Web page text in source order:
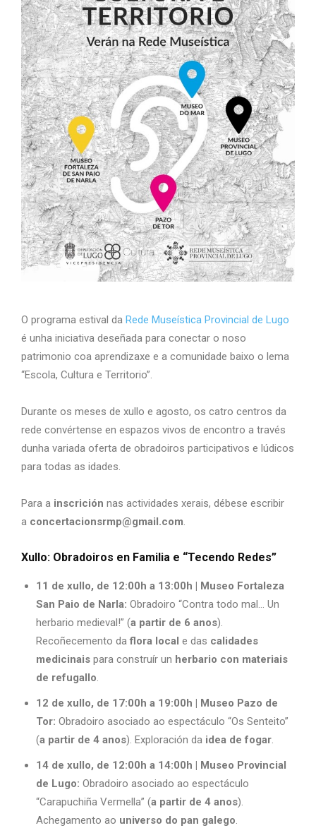
O programa estival da Rede Museística Provincial de Lugo
é unha iniciativa deseñada para conectar o noso
patrimonio coa aprendizaxe e a comunidade baixo o lema
“Escola, Cultura e Territorio”.
Durante os meses de xullo e agosto, os catro centros da
rede convértense en espazos vivos de encontro a través
dunha variada oferta de obradoiros participativos e lúdicos
para todas as idades.
Para a inscrición nas actividades xerais, débese escribir
a concertacionsrmp@gmail.com.
Xullo: Obradoiros en Familia e “Tecendo Redes”
11 de xullo, de 12:00h a 13:00h | Museo Fortaleza
San Paio de Narla: Obradoiro “Contra todo mal… Un
herbario medieval!” (a partir de 6 anos).
Recoñecemento daflora local e das calidades
medicinais para construír un herbario con materiais
de refugallo.
12 de xullo, de 17:00h a 19:00h | Museo Pazo de
Tor: Obradoiro asociado ao espectáculo “Os Senteito”
(a partir de 4 anos). Exploración da idea de fogar.
14 de xullo, de 12:00h a 14:00h | Museo Provincial
de Lugo: Obradoiro asociado ao espectáculo
“Carapuchiña Vermella” (a partir de 4 anos).
Achegamento ao universo do pan galego.